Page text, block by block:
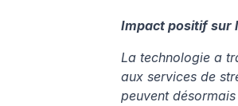
Impact positif sur
La technologie a
aux services de
peuvent